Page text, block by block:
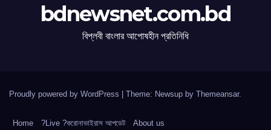
bdnewsnet.com.bd
বিপ্লবী বাংলার আপোষহীন প্রতিনিধি
Proudly powered by WordPress | Theme: Newsup by Themeansar.
Home ?Live ?করোনাভাইরাস আপডেট About us